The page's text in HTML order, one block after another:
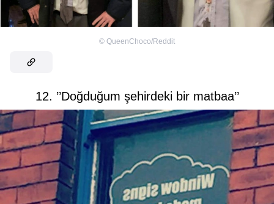
© QueenChoco/Reddit
12. ’’Doğduğum şehirdeki bir matbaa’’